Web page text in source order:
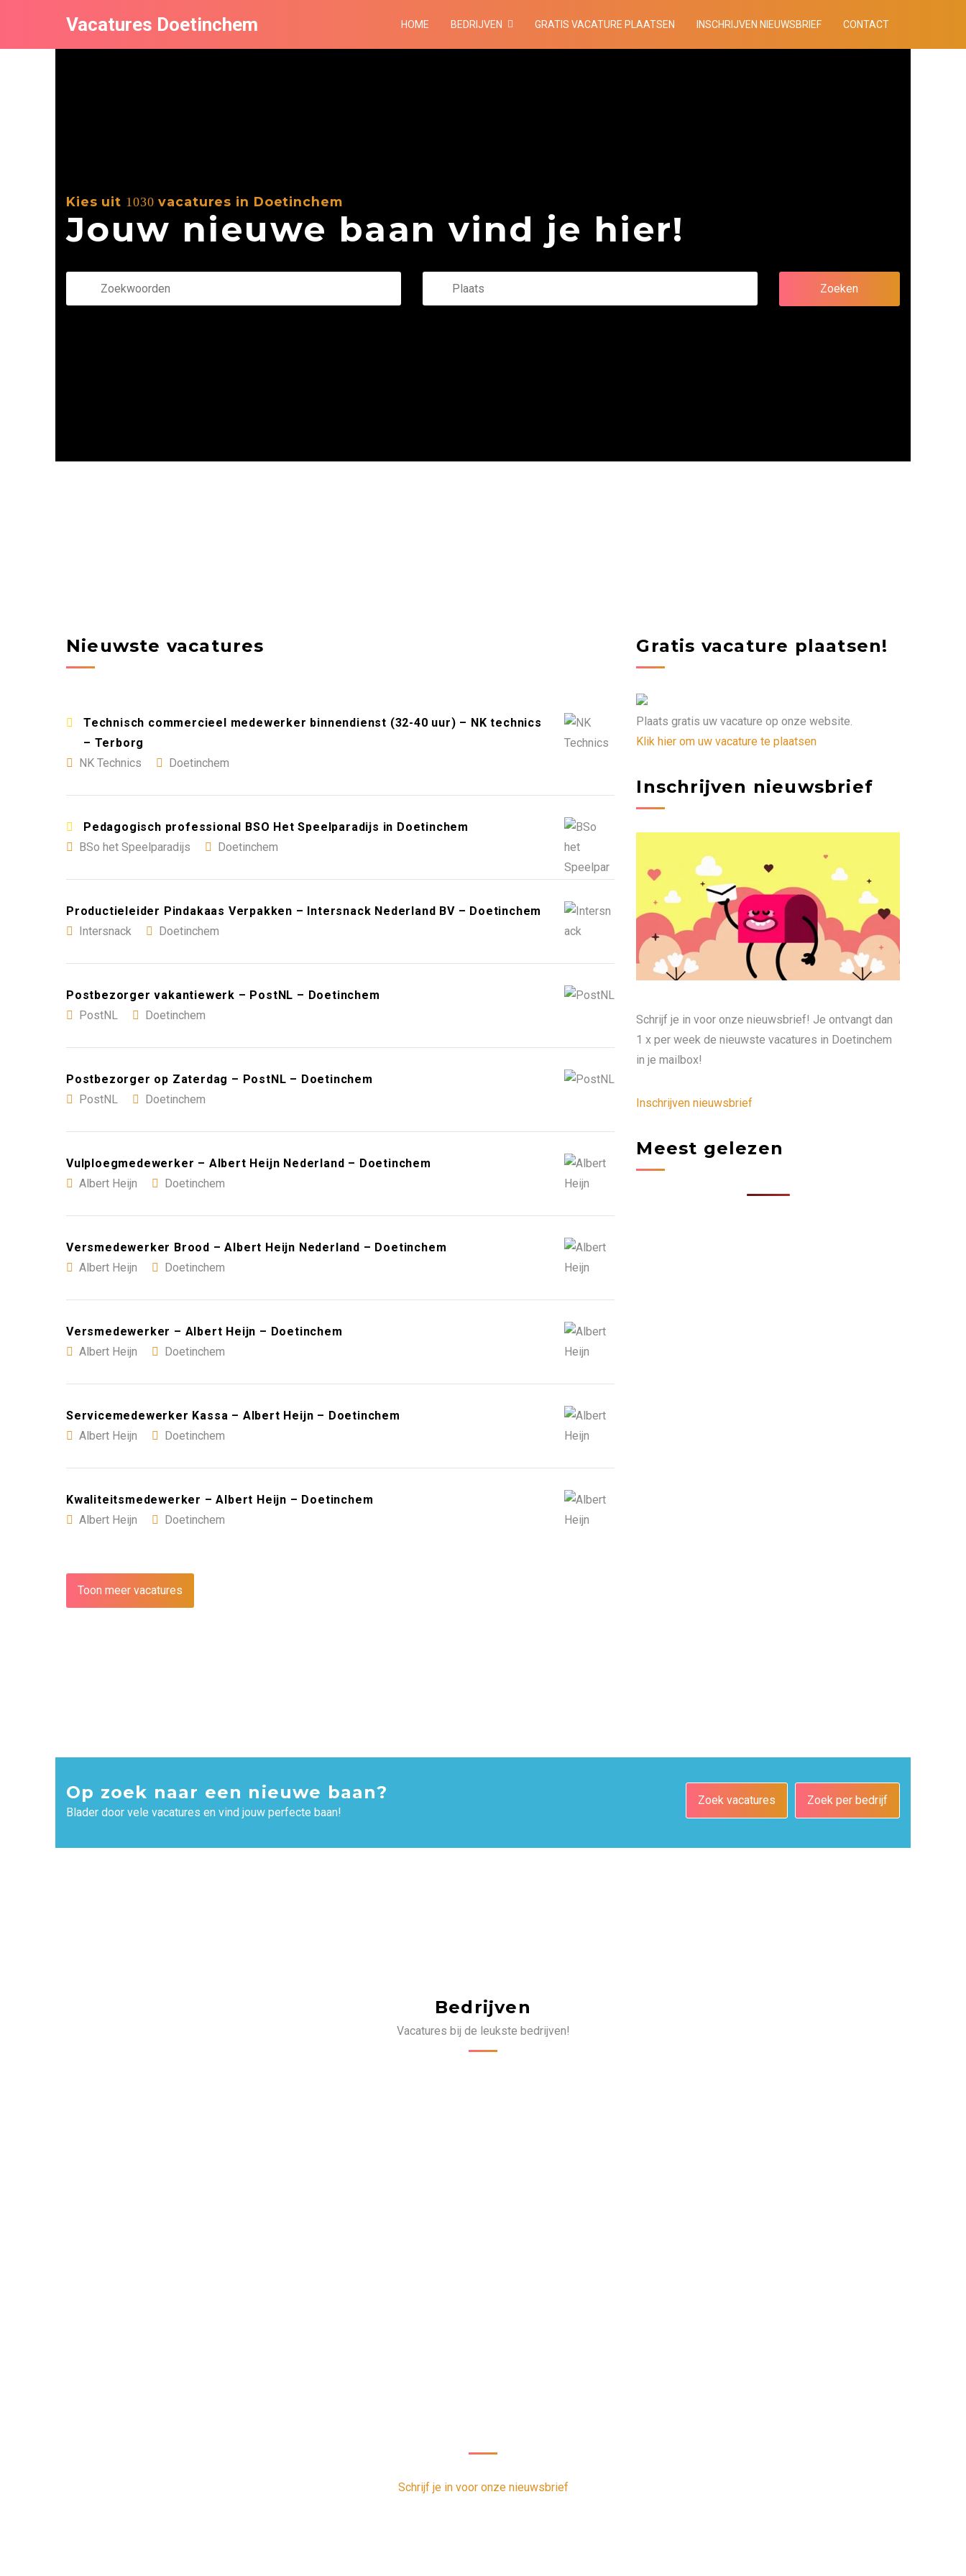
Vacatures Doetinchem HOME BEDRIJVEN GRATIS VACATURE PLAATSEN INSCHRIJVEN NIEUWSBRIEF CONTACT
Kies uit 1030 vacatures in Doetinchem
Jouw nieuwe baan vind je hier!
Nieuwste vacatures
Technisch commercieel medewerker binnendienst (32-40 uur) – NK technics
– Terborg
NK Technics
Doetinchem
Pedagogisch professional BSO Het Speelparadijs in Doetinchem
BSo het Speelparadijs
Doetinchem
Productieleider Pindakaas Verpakken – Intersnack Nederland BV – Doetinchem
Intersnack
Doetinchem
Postbezorger vakantiewerk – PostNL – Doetinchem
PostNL
Doetinchem
Postbezorger op Zaterdag – PostNL – Doetinchem
PostNL
Doetinchem
Vulploegmedewerker – Albert Heijn Nederland – Doetinchem
Albert Heijn
Doetinchem
Versmedewerker Brood – Albert Heijn Nederland – Doetinchem
Albert Heijn
Doetinchem
Versmedewerker – Albert Heijn – Doetinchem
Albert Heijn
Doetinchem
Servicemedewerker Kassa – Albert Heijn – Doetinchem
Albert Heijn
Doetinchem
Kwaliteitsmedewerker – Albert Heijn – Doetinchem
Albert Heijn
Doetinchem
Toon meer vacatures
Gratis vacature plaatsen!
Plaats gratis uw vacature op onze website.
Klik hier om uw vacature te plaatsen
Inschrijven nieuwsbrief
Schrijf je in voor onze nieuwsbrief! Je ontvangt dan
1 x per week de nieuwste vacatures in Doetinchem
in je mailbox!
Inschrijven nieuwsbrief
Meest gelezen
Op zoek naar een nieuwe baan?
Blader door vele vacatures en vind jouw perfecte baan!
Zoek vacatures Zoek per bedrijf
Bedrijven
Vacatures bij de leukste bedrijven!
Schrijf je in voor onze nieuwsbrief